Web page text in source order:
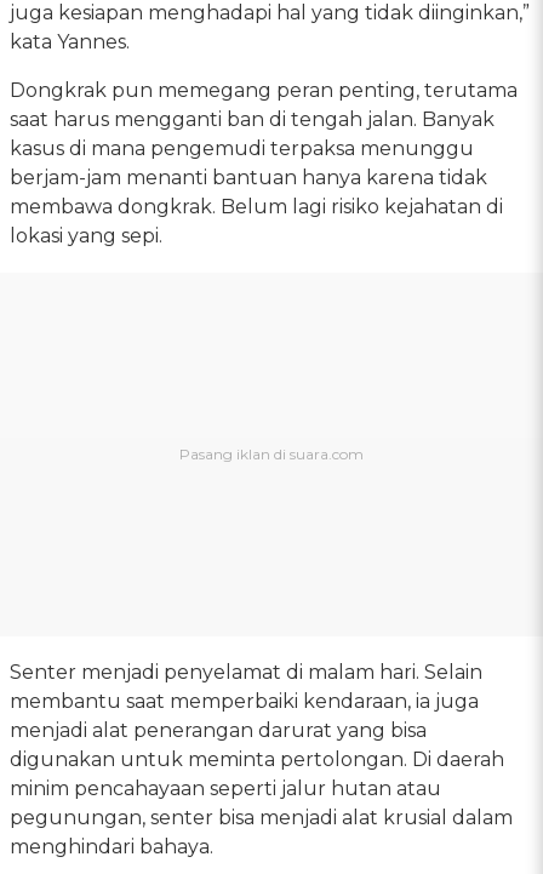
juga kesiapan menghadapi hal yang tidak diinginkan,”
kata Yannes.
Dongkrak pun memegang peran penting, terutama
saat harus mengganti ban di tengah jalan. Banyak
kasus di mana pengemudi terpaksa menunggu
berjam-jam menanti bantuan hanya karena tidak
membawa dongkrak. Belum lagi risiko kejahatan di
lokasi yang sepi.
Senter menjadi penyelamat di malam hari. Selain
membantu saat memperbaiki kendaraan, ia juga
menjadi alat penerangan darurat yang bisa
digunakan untuk meminta pertolongan. Di daerah
minim pencahayaan seperti jalur hutan atau
pegunungan, senter bisa menjadi alat krusial dalam
menghindari bahaya.